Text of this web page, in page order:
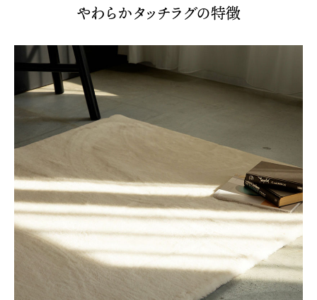
やわらかタッチラグの特徴